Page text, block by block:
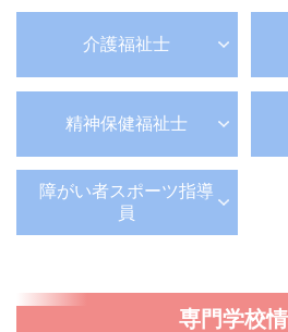
介護福祉士
精神保健福祉士
障がい者スポーツ指導
員
専門学校